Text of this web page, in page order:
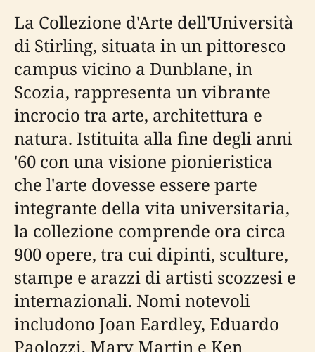
La Collezione d'Arte dell'Università
di Stirling, situata in un pittoresco
campus vicino a Dunblane, in
Scozia, rappresenta un vibrante
incrocio tra arte, architettura e
natura. Istituita alla fine degli anni
'60 con una visione pionieristica
che l'arte dovesse essere parte
integrante della vita universitaria,
la collezione comprende ora circa
900 opere, tra cui dipinti, sculture,
stampe e arazzi di artisti scozzesi e
internazionali. Nomi notevoli
includono Joan Eardley, Eduardo
Paolozzi, Mary Martin e Ken